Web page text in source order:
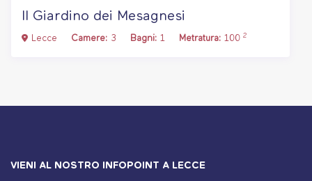
Il Giardino dei Mesagnesi
Lecce Camere: 3 Bagni: 1 Metratura: 100 2
VIENI AL NOSTRO INFOPOINT A LECCE